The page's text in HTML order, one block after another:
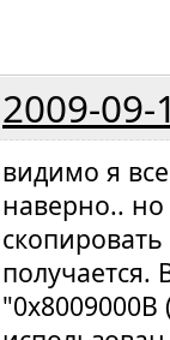
2009-09-
видимо я
наверно.. но